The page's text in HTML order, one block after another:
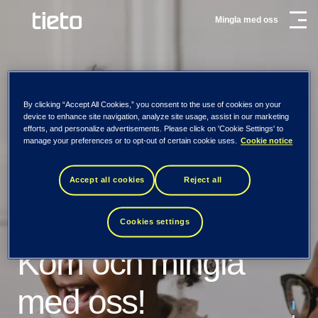
Mingla med oss
Kom och mingla
med oss!
Vi ser fram emot att
Ett ledande
mjukvaru- och
tjänsteföretag i
Norden
Tieto vill omsätta möjligheterna i den
datadrivna världen till livslångt värde för
By clicking “Accept All Cookies,” you consent to the use of cookies on your
device to enhance site navigation, analyze site usage, assist in our marketing
efforts, and personalize advertisements. Please click on 'Cookie Settings' to
manage your preferences or to opt-out of certain cookie uses. Cookie notice
Accept all cookies Reject all
Cookies settings